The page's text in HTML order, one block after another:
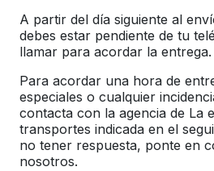
A partir del día siguiente al
debes estar pendiente de tu
llamar para acordar la entrega.
Para acordar una hora de
especiales o cualquier
contacta con la agencia de La
transportes indicada en el
no tener respuesta, ponte en
nosotros.